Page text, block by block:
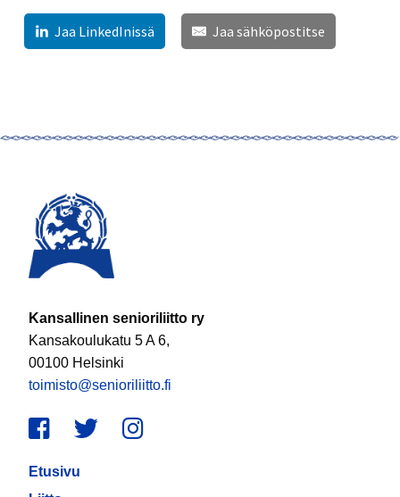
Jaa LinkedInissä Jaa sähköpostitse
Kansallinen senioriliitto ry
Kansakoulukatu 5 A 6,
00100 Helsinki
toimisto@senioriliitto.fi
Facebook
TwitterInstagram
Etusivu